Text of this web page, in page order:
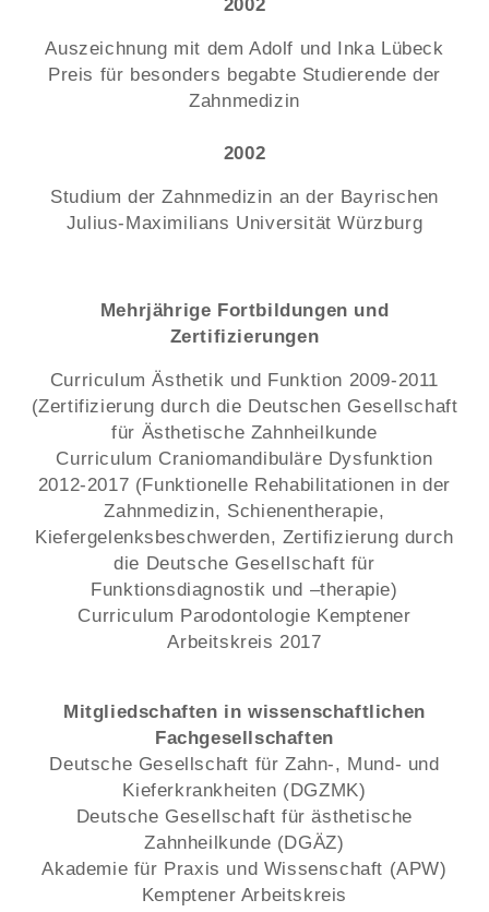
2002
Auszeichnung mit dem Adolf und Inka Lübeck
Preis für besonders begabte Studierende der
Zahnmedizin
2002
Studium der Zahnmedizin an der Bayrischen
Julius-Maximilians Universität Würzburg
Mehrjährige Fortbildungen und
Zertifizierungen
Curriculum Ästhetik und Funktion 2009-2011
(Zertifizierung durch die Deutschen Gesellschaft
für Ästhetische Zahnheilkunde
Curriculum Craniomandibuläre Dysfunktion
2012-2017 (Funktionelle Rehabilitationen in der
Zahnmedizin, Schienentherapie,
Kiefergelenksbeschwerden, Zertifizierung durch
die Deutsche Gesellschaft für
Funktionsdiagnostik und –therapie)
Curriculum Parodontologie Kemptener
Arbeitskreis 2017
Mitgliedschaften in wissenschaftlichen
Fachgesellschaften
Deutsche Gesellschaft für Zahn-, Mund- und
Kieferkrankheiten (DGZMK)
Deutsche Gesellschaft für ästhetische
Zahnheilkunde (DGÄZ)
Akademie für Praxis und Wissenschaft (APW)
Kemptener Arbeitskreis